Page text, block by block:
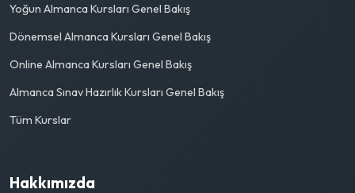
Yoğun Almanca Kursları Genel Bakış
Dönemsel Almanca Kursları Genel Bakış
Online Almanca Kursları Genel Bakış
Almanca Sınav Hazırlık Kursları Genel Bakış
Tüm Kurslar
Hakkımızda